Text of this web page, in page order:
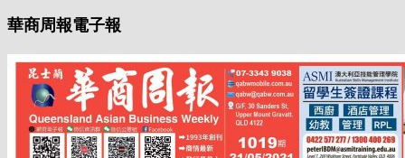
華商周報電子報